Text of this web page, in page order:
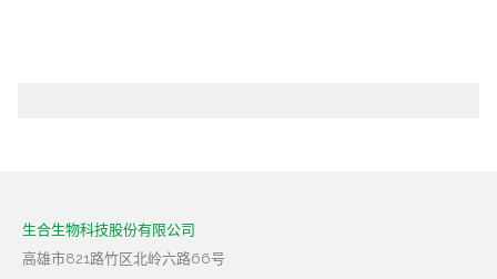
生合生物科技股份有限公司
高雄市821路竹区北岭六路66号